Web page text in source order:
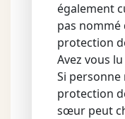
également
pas
protection
Avez vous
Si
protection
sœur peut